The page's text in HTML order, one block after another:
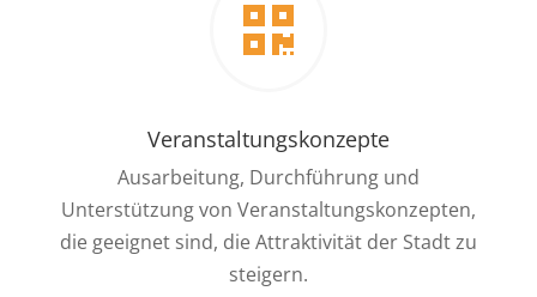

Veranstaltungskonzepte
Ausarbeitung, Durchführung und
Unterstützung von Veranstaltungskonzepten,
die geeignet sind, die Attraktivität der Stadt zu
steigern.